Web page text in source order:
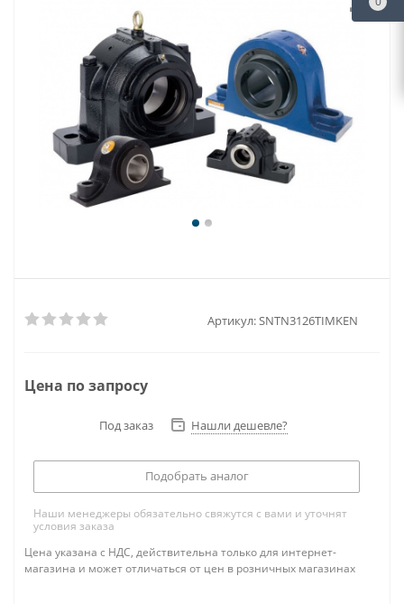
Артикул: SNTN3126TIMKEN
Цена по запросу
Под заказ Нашли дешевле?
Подобрать аналог
Наши менеджеры обязательно свяжутся с вами и уточнят
условия заказа
Цена указана с НДС, действительна только для интернет-
магазина и может отличаться от цен в розничных магазинах